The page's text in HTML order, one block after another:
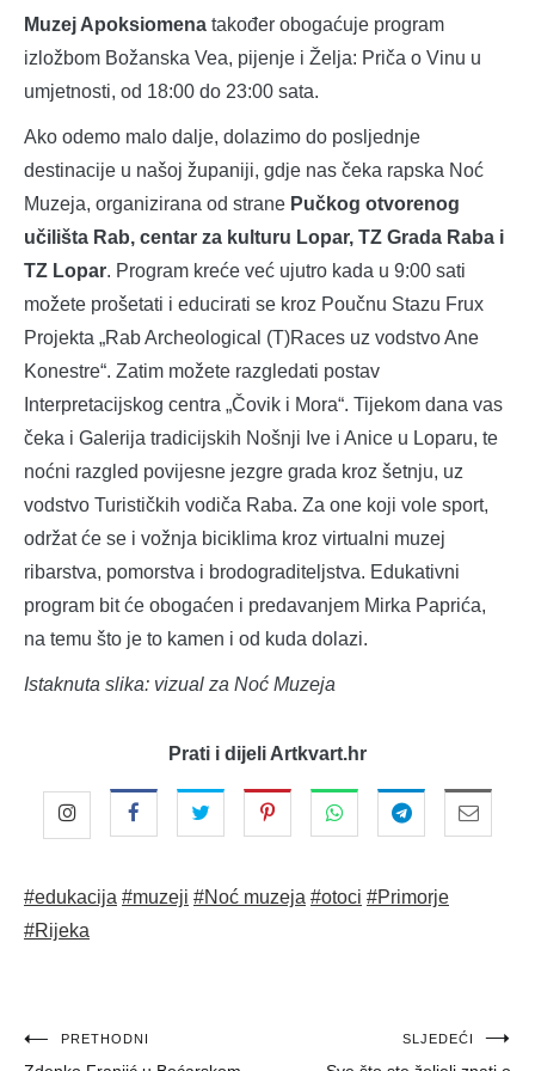
Muzej Apoksiomena također obogaćuje program
izložbom Božanska Vea, pijenje i Želja: Priča o Vinu u
umjetnosti, od 18:00 do 23:00 sata.
Ako odemo malo dalje, dolazimo do posljednje
destinacije u našoj županiji, gdje nas čeka rapska Noć
Muzeja, organizirana od strane Pučkog otvorenog
učilišta Rab, centar za kulturu Lopar, TZ Grada Raba i
TZ Lopar. Program kreće već ujutro kada u 9:00 sati
možete prošetati i educirati se kroz Poučnu Stazu Frux
Projekta „Rab Archeological (T)Races uz vodstvo Ane
Konestre“. Zatim možete razgledati postav
Interpretacijskog centra „Čovik i Mora“. Tijekom dana vas
čeka i Galerija tradicijskih Nošnji Ive i Anice u Loparu, te
noćni razgled povijesne jezgre grada kroz šetnju, uz
vodstvo Turističkih vodiča Raba. Za one koji vole sport,
održat će se i vožnja biciklima kroz virtualni muzej
ribarstva, pomorstva i brodograditeljstva. Edukativni
program bit će obogaćen i predavanjem Mirka Paprića,
na temu što je to kamen i od kuda dolazi.
Istaknuta slika: vizual za Noć Muzeja
Prati i dijeli Artkvart.hr
#edukacija #muzeji #Noć muzeja #otoci #Primorje
#Rijeka
Navigacija
PRETHODNI SLJEDEĆI